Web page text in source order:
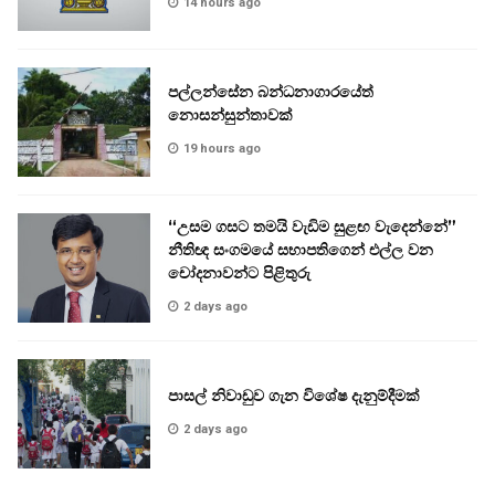
14 hours ago
පල්ලන්සේන බන්ධනාගාරයේත්
නොසන්සුන්තාවක්
19 hours ago
“උසම ගසට තමයි වැඩිම සුළඟ වැදෙන්නේ”
නීතිඥ සංගමයේ සභාපතිගෙන් එල්ල වන
චෝදනාවන්ට පිළිතුරු
2 days ago
පාසල් නිවාඩුව ගැන විශේෂ දැනුම්දීමක්
2 days ago